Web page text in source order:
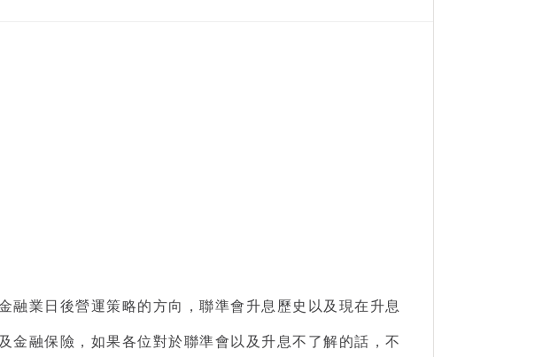
融業日後營運策略的方向， 聯準會升息歷史 以及現在升息
金融保險，如果各位對於聯準會 以及升息不了解的話，不